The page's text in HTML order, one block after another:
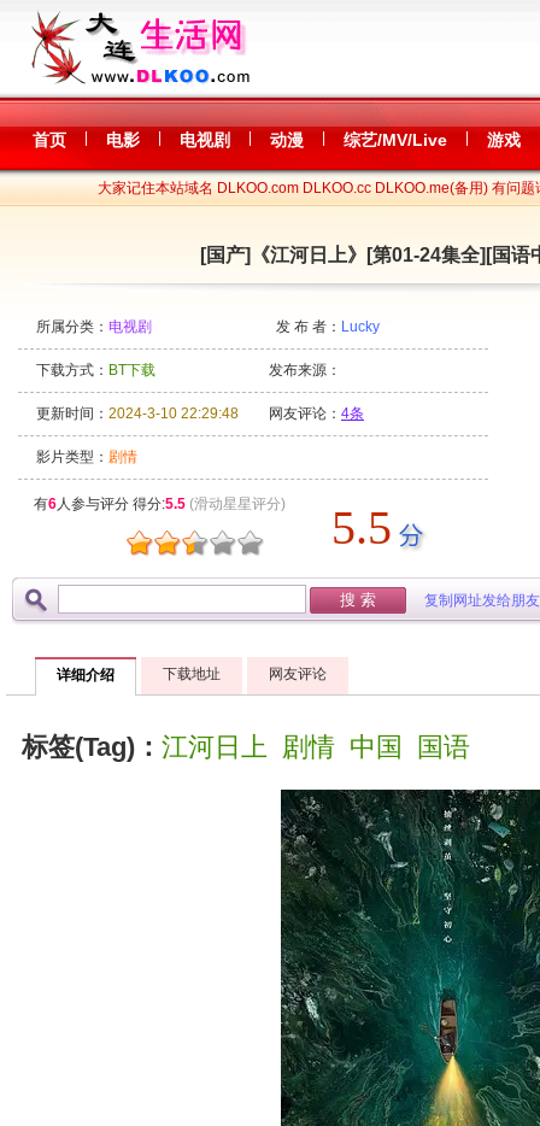
首页 电影 电视剧 动漫 综艺/MV/Live 游戏
大家记住本站域名 DLKOO.com DLKOO.cc DLKOO.me(备用) 有问题
[国产]《江河日上》[第01-24集全][国
所属分类： 电视剧 发 布 者： Lucky
下载方式： BT下载 发布来源：
更新时间： 2024-3-10 22:29:48 网友评论： 4条
影片类型： 剧情
有6人参与评分 得分:5.5 (滑动星星评分) 5.5
复制网址发给朋友
详细介绍 下载地址 网友评论
标签(Tag)： 江河日上 剧情 中国 国语